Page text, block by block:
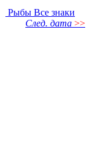
Рыбы Все знаки
След. дата >>